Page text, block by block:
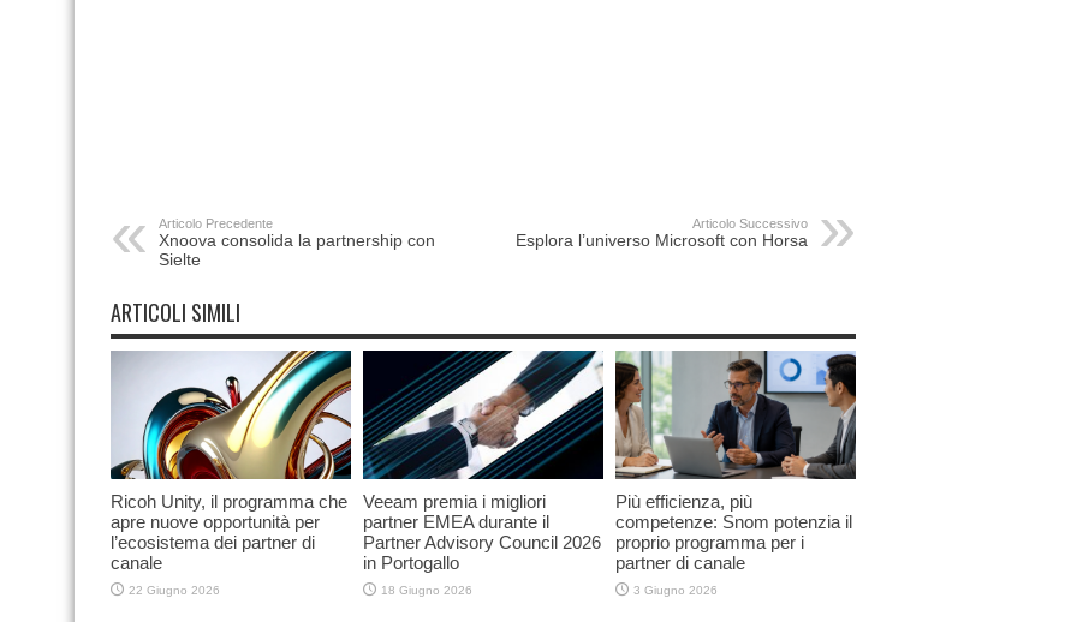
Articolo Precedente
Xnoova consolida la partnership con
Sielte
Articolo Successivo
Esplora l’universo Microsoft con Horsa
ARTICOLI SIMILI
Ricoh Unity, il programma che
apre nuove opportunità per
l’ecosistema dei partner di
canale
22 Giugno 2026
Veeam premia i migliori
partner EMEA durante il
Partner Advisory Council 2026
in Portogallo
18 Giugno 2026
Più efficienza, più
competenze: Snom potenzia il
proprio programma per i
partner di canale
3 Giugno 2026